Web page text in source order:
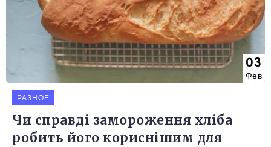
03
Фев
РАЗНОЕ
Чи справді замороження хліба
робить його кориснішим для